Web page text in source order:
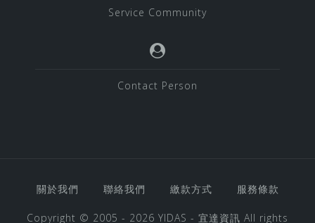
Service Community
Contact Person
關於我們 聯絡我們 繳款方式 服務條款
Copyright © 2005 - 2026 YIDAS - 宜達資訊 All rights